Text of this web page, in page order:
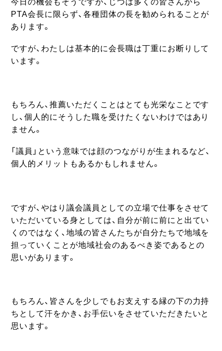
PTA会長に限らず、各種団体の長を勧められることが
あります。
ですが、わたしは基本的に会長職は丁重にお断りして
います。
もちろん、推薦いただくことはとても光栄なことです
し、個人的にそうした職を受けたくないわけではあり
ません。
「議員」という意味では顔のつながりが生まれるなど、
個人的メリットもあるかもしれません。
ですが、やはり議会議員としての立場で仕事をさせて
いただいている身としては、自分が前に前にと出てい
くのではなく、地域の皆さんたちが自分たちで地域を
担っていくことが地域社会のあるべき姿であるとの
思いがあります。
もちろん、皆さんを少しでもお支えする縁の下の力持
ちとして汗をかき、お手伝いをさせていただきたいと
思います。